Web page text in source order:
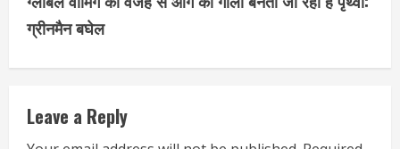
t
i
n
u
ग्रीनमैन बघेल
Leave a Reply